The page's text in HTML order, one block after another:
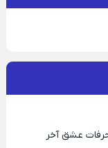
عشق آخر